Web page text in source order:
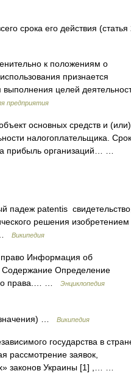
срока его действия (статья
к положениям о
признается
выполнения целей
предприятия
основных средств и (или)
налогоплательщика. Срок
прибыль организаций… …
падеж patentis свидетельство,
решения изобретением
…
Википедия
право Информация об
Содержание Определение
права.… …
Энциклопедия
… Википедия
государства в
рассмотрение заявок,
законов Украины [1] ,… …